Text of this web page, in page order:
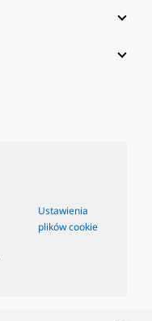
Ustawienia
plików cookie